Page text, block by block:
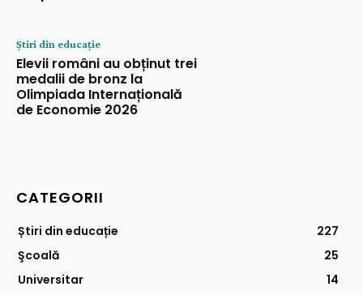
Știri din educație
Elevii români au obținut trei
medalii de bronz la
Olimpiada Internațională
de Economie 2026
CATEGORII
Știri din educație
227
Şcoală
25
Universitar
14